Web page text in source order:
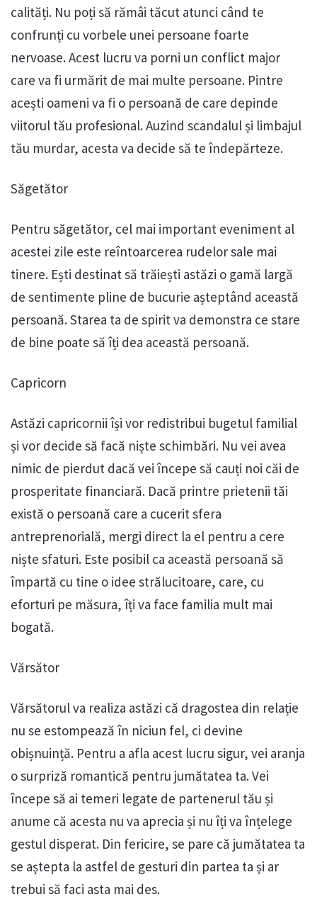
calități. Nu poți să rămâi tăcut atunci când te
confrunți cu vorbele unei persoane foarte
nervoase. Acest lucru va porni un conflict major
care va fi urmărit de mai multe persoane. Pintre
acești oameni va fi o persoană de care depinde
viitorul tău profesional. Auzind scandalul și limbajul
tău murdar, acesta va decide să te îndepărteze.
Săgetător
Pentru săgetător, cel mai important eveniment al
acestei zile este reîntoarcerea rudelor sale mai
tinere. Ești destinat să trăiești astăzi o gamă largă
de sentimente pline de bucurie așteptând această
persoană. Starea ta de spirit va demonstra ce stare
de bine poate să îți dea această persoană.
Capricorn
Astăzi capricornii își vor redistribui bugetul familial
și vor decide să facă niște schimbări. Nu vei avea
nimic de pierdut dacă vei începe să cauți noi căi de
prosperitate financiară. Dacă printre prietenii tăi
există o persoană care a cucerit sfera
antreprenorială, mergi direct la el pentru a cere
niște sfaturi. Este posibil ca această persoană să
împartă cu tine o idee strălucitoare, care, cu
eforturi pe măsura, îți va face familia mult mai
bogată.
Vărsător
Vărsătorul va realiza astăzi că dragostea din relație
nu se estompează în niciun fel, ci devine
obișnuință. Pentru a afla acest lucru sigur, vei aranja
o surpriză romantică pentru jumătatea ta. Vei
începe să ai temeri legate de partenerul tău și
anume că acesta nu va aprecia și nu îți va înțelege
gestul disperat. Din fericire, se pare că jumătatea ta
se aștepta la astfel de gesturi din partea ta și ar
trebui să faci asta mai des.